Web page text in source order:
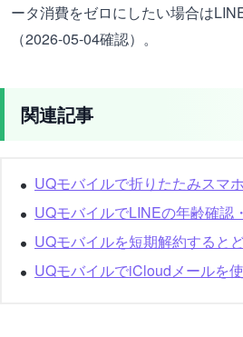
ータ消費をゼロにしたい場合は
（2026-05-04確認）。
関連記事
UQモバイルで折りたたみスマ
UQモバイルでLINEの年齢確認
UQモバイルを短期解約すると
UQモバイルでiCloudメールを